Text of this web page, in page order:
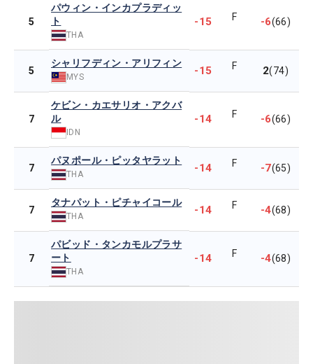
5
パウィン・インカプラディッ
ト
THA
-15 F -6(66)
5
シャリフディン・アリフィン
MYS -15 F 2(74)
7
ケビン・カエサリオ・アクバ
ル
IDN
-14 F -6(66)
7
パヌポール・ピッタヤラット
THA -14 F -7(65)
7
タナパット・ピチャイコール
THA -14 F -4(68)
7
パビッド・タンカモルプラサ
ート
THA
-14 F -4(68)